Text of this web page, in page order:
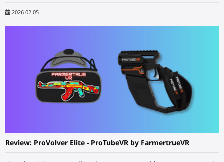
2026 02 05
Review: ProVolver Elite - ProTubeVR by FarmertrueVR